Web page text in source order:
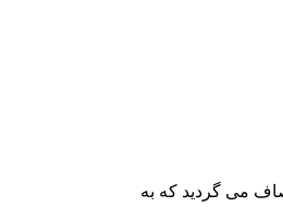
می گردید که به